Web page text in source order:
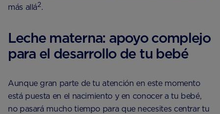
más allá2.
Leche materna: apoyo complejo
para el desarrollo de tu bebé
Aunque gran parte de tu atención en este momento
está puesta en el nacimiento y en conocer a tu bebé,
no pasará mucho tiempo para que necesites centrar tu